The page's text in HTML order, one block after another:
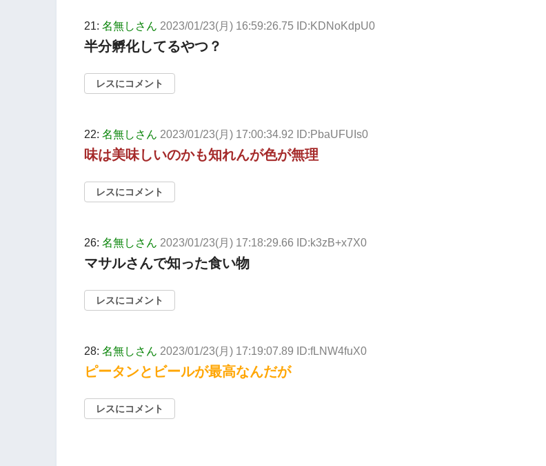
21: 名無しさん 2023/01/23(月) 16:59:26.75 ID:KDNoKdpU0
半分孵化してるやつ？
レスにコメント
22: 名無しさん 2023/01/23(月) 17:00:34.92 ID:PbaUFUIs0
味は美味しいのかも知れんが色が無理
レスにコメント
26: 名無しさん 2023/01/23(月) 17:18:29.66 ID:k3zB+x7X0
マサルさんで知った食い物
レスにコメント
28: 名無しさん 2023/01/23(月) 17:19:07.89 ID:fLNW4fuX0
ピータンとビールが最高なんだが
レスにコメント